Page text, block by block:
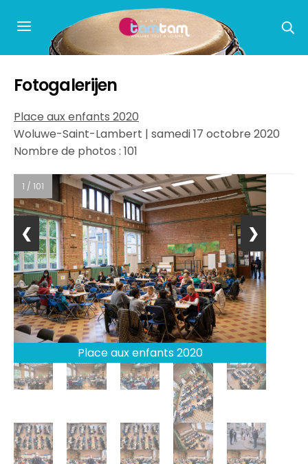
Fotogalerijen
Place aux enfants 2020
Woluwe-Saint-Lambert | samedi 17 octobre 2020
Nombre de photos : 101
1 / 101
❮ ❯
Place aux enfants 2020